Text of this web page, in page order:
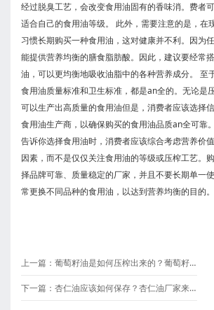
经过脱臭工艺，会改变食用油固有的香味消。费者
适合自己的食用油等级。 此外，需要注意的是，在
习惯长期购买一种食用油，这对健康并不利。因为
能提供营养均衡的膳食脂肪酸。因此，建议要经常
油，可以更均衡地吸收油脂中的各种营养成分。 至
食用油质量标准和卫生标准，都是an全的。无论是
可以生产出高质量的食用油但是，消费者应该选择
食用油生产商，以确保购买的食用油品质an全可靠
告诉你选择食用油时，消费者应该综合考虑营养价
因素，而不是仅仅关注食用油的等级或压榨工艺。
择品牌可靠、质量稳定的厂家，并且不要长期单一
常更换不同品种的食用油，以达到营养均衡的目的。
上一篇： 葡萄籽油是如何压榨出来的？葡萄籽油为什么好？葡萄籽油厂家这样说！
下一篇： 杏仁油应该如何保存？杏仁油厂家来告诉你。